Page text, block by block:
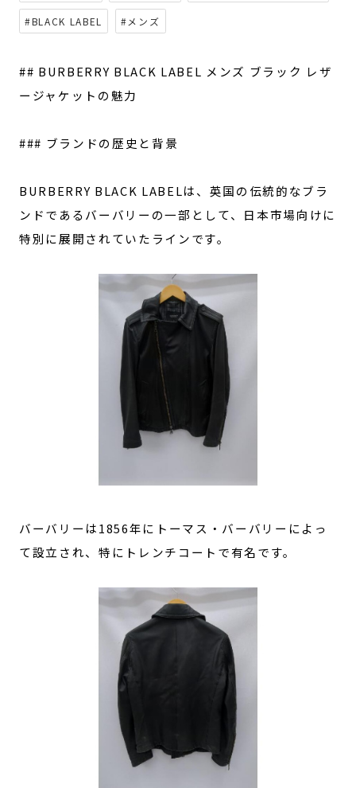
#BLACK LABEL #メンズ
## BURBERRY BLACK LABEL メンズ ブラック レザ
ージャケットの魅力
### ブランドの歴史と背景
BURBERRY BLACK LABELは、英国の伝統的なブラ
ンドであるバーバリーの一部として、日本市場向けに
特別に展開されていたラインです。
バーバリーは1856年にトーマス・バーバリーによっ
て設立され、特にトレンチコートで有名です。